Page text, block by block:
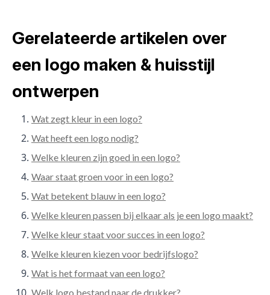
Gerelateerde artikelen over
een logo maken & huisstijl
ontwerpen
Wat zegt kleur in een logo?
Wat heeft een logo nodig?
Welke kleuren zijn goed in een logo?
Waar staat groen voor in een logo?
Wat betekent blauw in een logo?
Welke kleuren passen bij elkaar als je een logo maakt?
Welke kleur staat voor succes in een logo?
Welke kleuren kiezen voor bedrijfslogo?
Wat is het formaat van een logo?
Welk logo bestand naar de drukker?